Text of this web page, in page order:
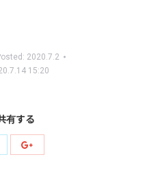
2020.7.2
15:20
有する